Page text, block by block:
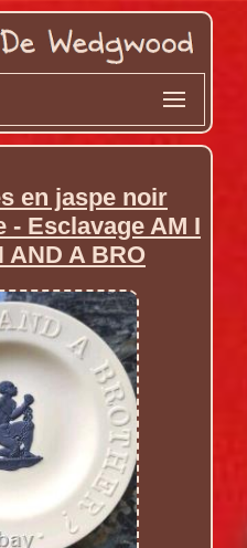
en jaspe noir
- Esclavage AM I
AND A BRO